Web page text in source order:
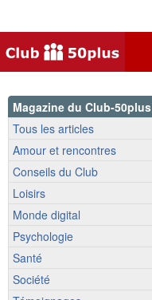
Magazine du Club-50plus
Tous les articles
Amour et rencontres
Conseils du Club
Loisirs
Monde digital
Psychologie
Santé
Société